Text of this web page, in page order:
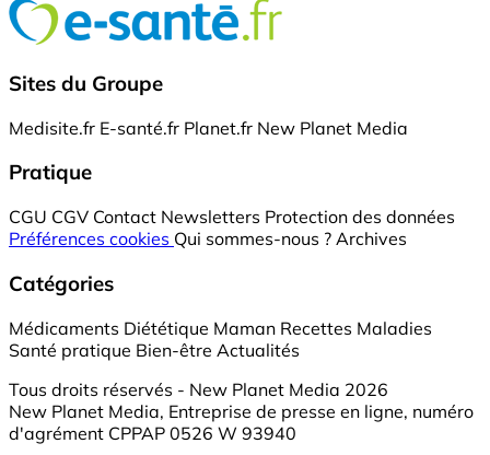
Sites du Groupe
Medisite.fr E-santé.fr Planet.fr New Planet Media
Pratique
CGU CGV Contact Newsletters Protection des données
Préférences cookies Qui sommes-nous ? Archives
Catégories
Médicaments Diététique Maman Recettes Maladies
Santé pratique Bien-être Actualités
Tous droits réservés - New Planet Media 2026
New Planet Media, Entreprise de presse en ligne, numéro
d'agrément CPPAP 0526 W 93940